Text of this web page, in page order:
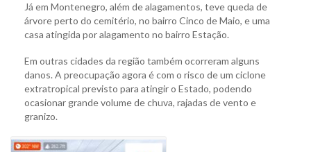
Já em Montenegro, além de alagamentos, teve queda de
árvore perto do cemitério, no bairro Cinco de Maio, e uma
casa atingida por alagamento no bairro Estação.
Em outras cidades da região também ocorreram alguns
danos. A preocupação agora é com o risco de um ciclone
extratropical previsto para atingir o Estado, podendo
ocasionar grande volume de chuva, rajadas de vento e
granizo.